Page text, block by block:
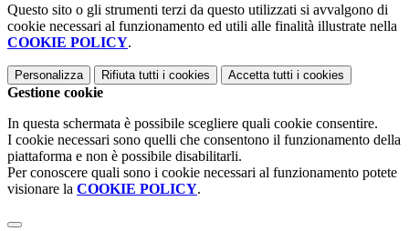
Questo sito o gli strumenti terzi da questo utilizzati si avvalgono di
cookie necessari al funzionamento ed utili alle finalità illustrate nella
COOKIE POLICY.
Personalizza Rifiuta tutti i cookies Accetta tutti i cookies
Gestione cookie
In questa schermata è possibile scegliere quali cookie consentire.
I cookie necessari sono quelli che consentono il funzionamento della
piattaforma e non è possibile disabilitarli.
Per conoscere quali sono i cookie necessari al funzionamento potete
visionare la COOKIE POLICY.